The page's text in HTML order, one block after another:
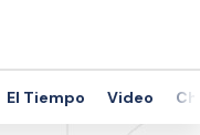
El Tiempo Video